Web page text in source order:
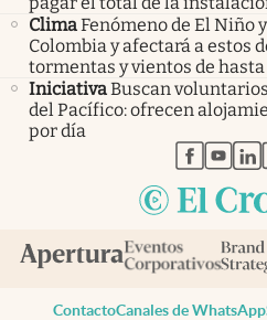
ClimaFenómeno de El Niño
Colombia y afectará a estos
tormentas y vientos de
IniciativaBuscan
del Pacífico: ofrecen
por día
abre en
abre
ContactoCanales de WhatsApp